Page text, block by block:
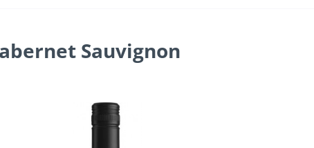
Sauvignon